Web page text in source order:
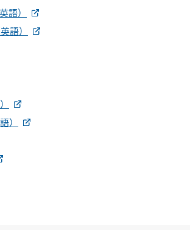
語）
語）
）